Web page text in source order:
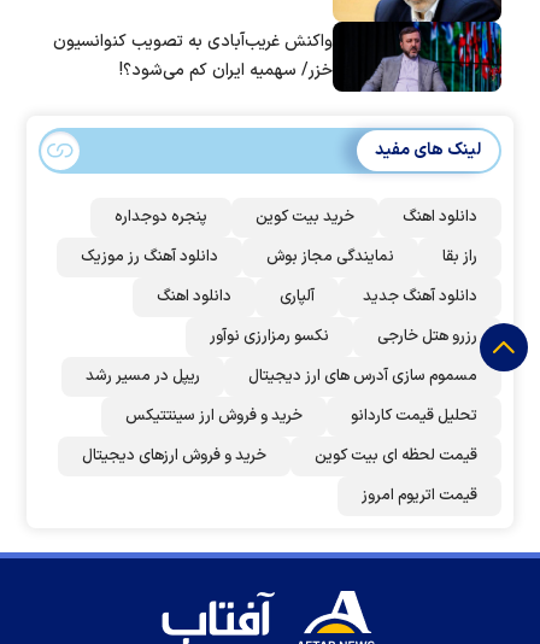
واکنش غریب‌آبادی به تصویب کنوانسیون
خزر/ سهمیه ایران کم می‌شود؟!
لینک های مفید
دانلود اهنگ خرید بیت کوین
پنجره دوجداره
راز بقا
نمایندگی مجاز بوش
دانلود آهنگ رز‌ موزیک
دانلود آهنگ جدید
آلپاری
دانلود اهنگ
رزرو هتل خارجی
نکسو رمزارزی نوآور
مسموم سازی آدرس های ارز دیجیتال
ریپل در مسیر رشد
تحلیل قیمت کاردانو
خرید و فروش ارز سینتتیکس
قیمت لحظه ای بیت کوین
خرید و فروش ارزهای دیجیتال
قیمت اتریوم امروز